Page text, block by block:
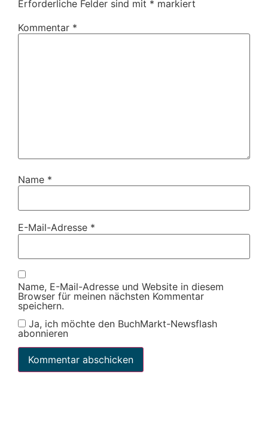
Erforderliche Felder sind mit * markiert
Kommentar *
Name *
E-Mail-Adresse *
Name, E-Mail-Adresse und Website in diesem
Browser für meinen nächsten Kommentar
speichern.
Ja, ich möchte den BuchMarkt-Newsflash
abonnieren